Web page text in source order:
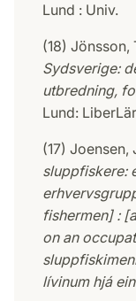
Lund : Univ.
(18) Jönsson,
Sydsverige:
utbredning,
Lund:
(17) Joensen,
sluppfiskere:
fishermen] :
on an
lı́vinum hjá